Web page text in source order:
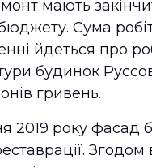
мають
Сума
йдеться про
будинок
гривень.
2019 року фасад
Згодом